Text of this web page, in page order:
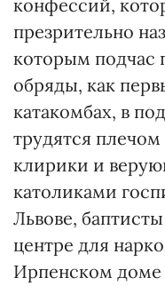
конфессий,
презрительно
которым подчас
обряды, как
катакомбах, в
трудятся
клирики и
католиками
Львове,
центре для
Ирпенском